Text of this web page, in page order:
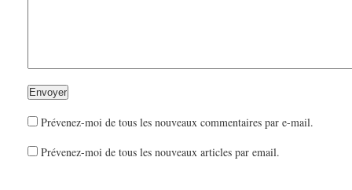
Prévenez-moi de tous les nouveaux commentaires par e-mail.
Prévenez-moi de tous les nouveaux articles par email.